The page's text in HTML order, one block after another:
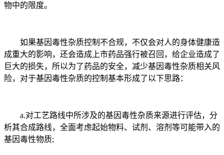
物中的限度。
如果基因毒性杂质控制不合规，不仅会对人的身体健康造
成重大的影响，还会造成上市药品强行被召回，给企业造成了
巨大的损失，所以为了药品的安全，减少基因毒性杂质相关风
险，对于基因毒性杂质的控制基本形成了以下思路：
a.对工艺路线中所涉及的基因毒性杂质来源进行评估，分
析其合成路线，全面考虑起始物料、试剂、溶剂等可能带入的
基因毒性物质;